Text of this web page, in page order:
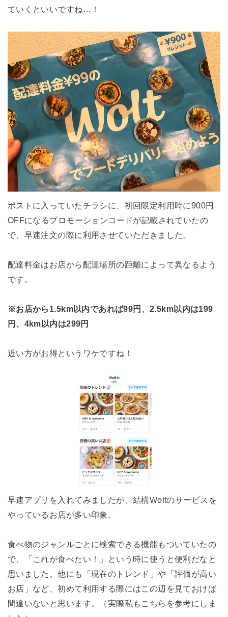
ていくといいですね…！
ポストに入っていたチラシに、初回限定利用時に900円
OFFになるプロモーションコードが記載されていたの
で、早速注文の際に利用させていただきました。
配達料金はお店から配達場所の距離によって異なるよう
です。
※お店から1.5km以内であれば99円、2.5km以内は199
円、4km以内は299円
近い方がお得というワケですね！
早速アプリを入れてみましたが、結構Woltのサービスを
やっているお店が多い印象。
食べ物のジャンルごとに検索できる機能もついていたの
で、「これが食べたい！」という時に使うと便利だなと
思いました。他にも「現在のトレンド」や「評価が高い
お店」など、初めて利用する際にはこの辺を見ておけば
間違いないと思います。（実際私もこちらを参考にしま